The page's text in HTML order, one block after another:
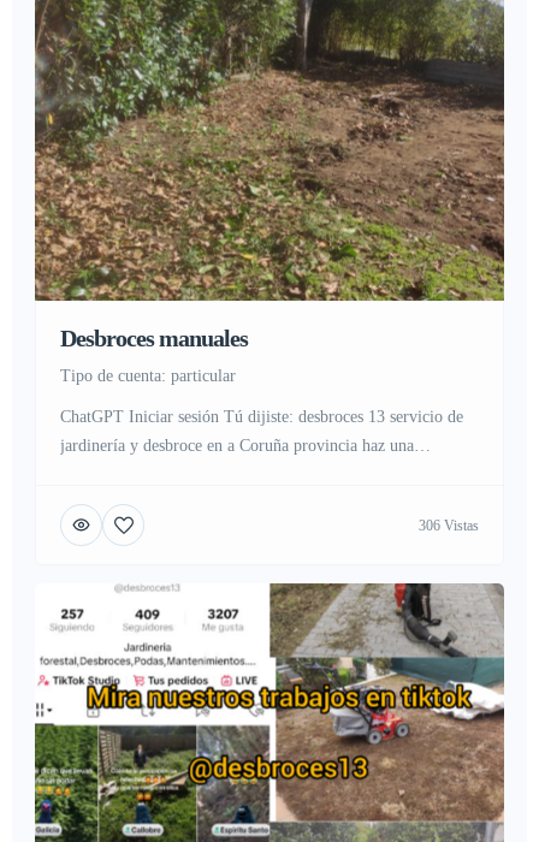
Desbroces manuales
tipo de cuenta: particular
ChatGPT Iniciar sesión Tú dijiste: desbroces 13 servicio de
jardinería y desbroce en a Coruña provincia haz una
servicio en a Coruña ChatGPT Plus Claro, aquí tienes una
descripción optimizada para SEO del servicio de jardinería y
306 Vistas